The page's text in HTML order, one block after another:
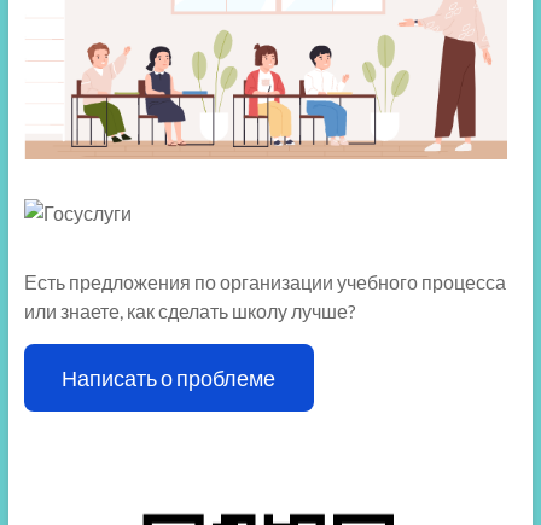
Есть предложения по организации учебного процесса
или знаете, как сделать школу лучше?
Написать о проблеме